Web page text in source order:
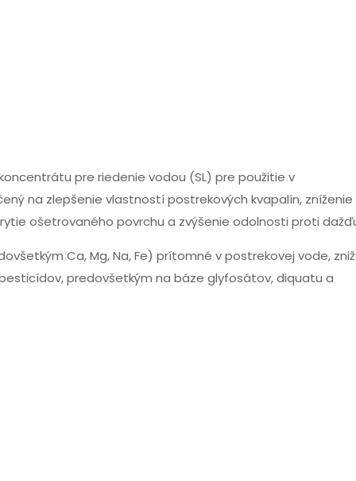
pre riedenie vodou (SL) pre použitie v
na zlepšenie vlastností postrekových kvapalín, zníženie
ošetrovaného povrchu a zvýšenie odolnosti proti
Ca, Mg, Na, Fe) prítomné v postrekovej vode,
predovšetkým na báze glyfosátov, diquatu a